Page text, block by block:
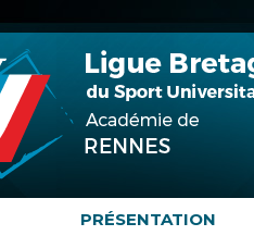
PRÉSENTATION